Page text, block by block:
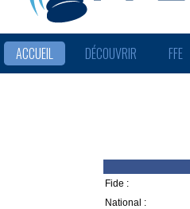
ACCUEIL DÉCOUVRIR FFE
Fide :
National :